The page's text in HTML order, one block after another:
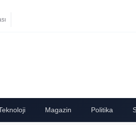
Magazin Politika